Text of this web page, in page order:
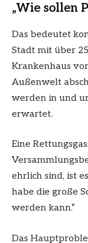
„Wie sollen
Das bedeutet
Stadt mit über
Krankenhaus
Außenwelt
werden in und
erwartet.
Eine
ehrlich sind, ist
habe die große
werden kann.“
Das